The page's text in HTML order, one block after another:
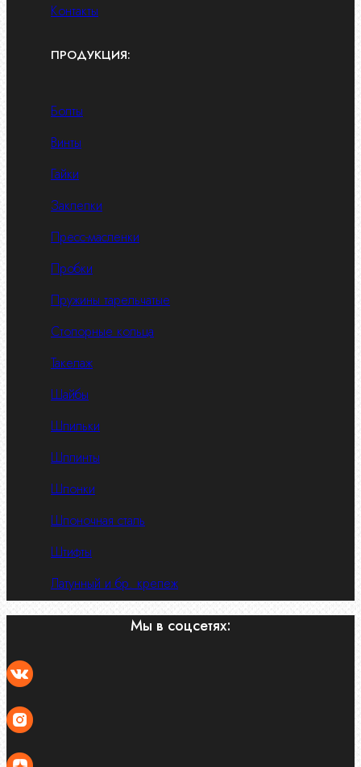
Контакты
ПРОДУКЦИЯ:
Болты
Винты
Гайки
Заклепки
Пресс-масленки
Пробки
Пружины тарельчатые
Стопорные кольца
Такелаж
Шайбы
Шпильки
Шплинты
Шпонки
Шпоночная сталь
Штифты
Латунный и бр. крепеж
Мы в соцсетях: